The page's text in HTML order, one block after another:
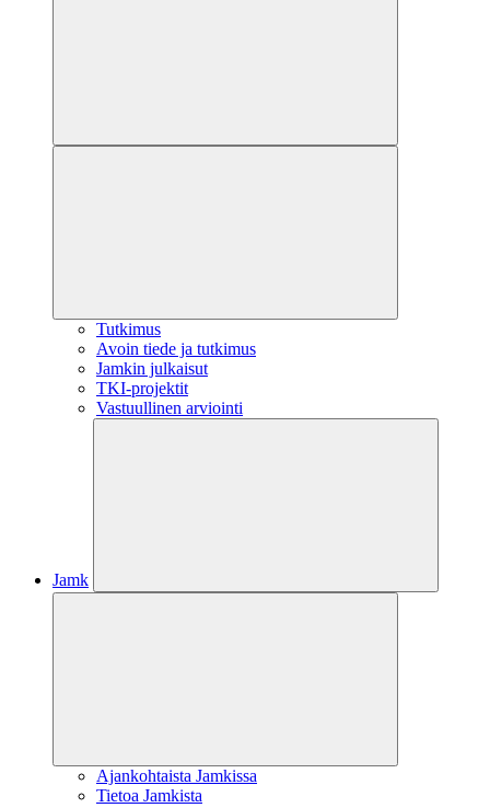
Tutkimus
Avoin tiede ja tutkimus
Jamkin julkaisut
TKI-projektit
Vastuullinen arviointi
Jamk
Ajankohtaista Jamkissa
Tietoa Jamkista